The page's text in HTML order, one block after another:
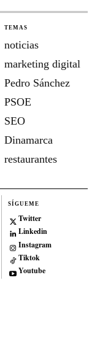
TEMAS
noticias
marketing digital
Pedro Sánchez
PSOE
SEO
Dinamarca
restaurantes
SÍGUEME
Twitter
Linkedin
Instagram
Tiktok
Youtube